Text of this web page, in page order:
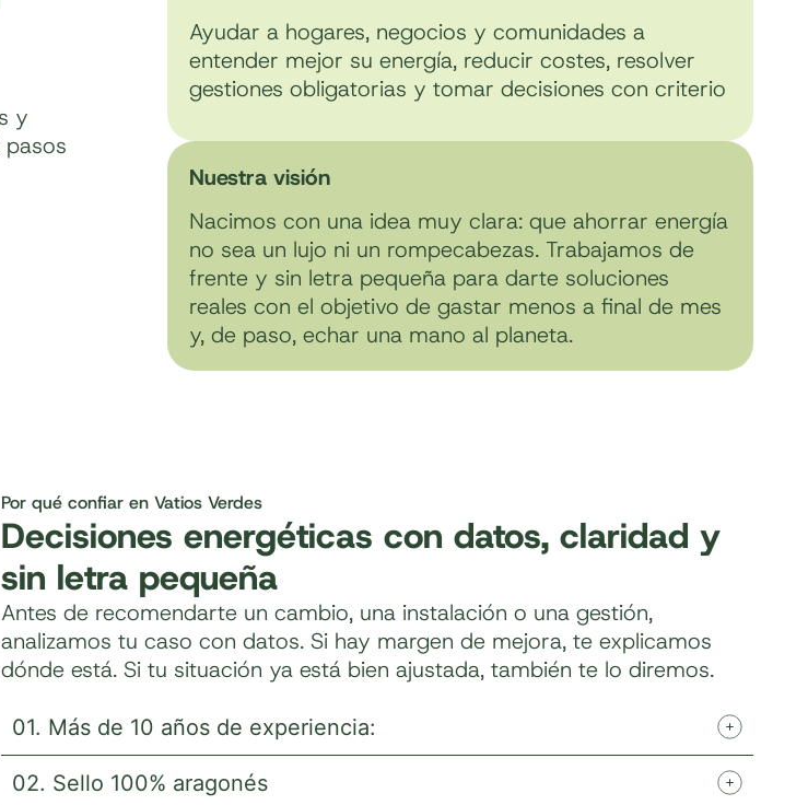
y
Ayudar a hogares, negocios y comunidades a
entender mejor su energía, reducir costes, resolver
gestiones obligatorias y tomar decisiones con criterio
Nuestra visión
Nacimos con una idea muy clara: que ahorrar energía
no sea un lujo ni un rompecabezas. Trabajamos de
frente y sin letra pequeña para darte soluciones
reales con el objetivo de gastar menos a final de mes
y, de paso, echar una mano al planeta.
Por qué confiar en Vatios Verdes
Decisiones energéticas con datos, claridad y
sin letra pequeña
Antes de recomendarte un cambio, una instalación o una gestión,
analizamos tu caso con datos. Si hay margen de mejora, te explicamos
dónde está. Si tu situación ya está bien ajustada, también te lo diremos.
01. Más de 10 años de experiencia:
02. Sello 100% aragonés